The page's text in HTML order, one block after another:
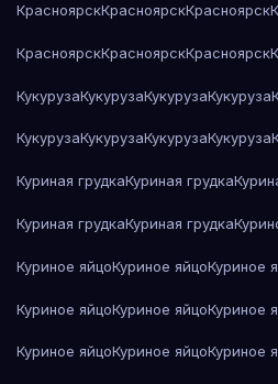
КрасноярскКрасноярскКрасноярск
КрасноярскКрасноярскКрасноярск
КукурузаКукурузаКукурузаКукуруза
КукурузаКукурузаКукурузаКукуруза
Куриная грудкаКуриная грудка
Куриная грудкаКуриная грудка
Куриное яйцоКуриное яйцоКуриное
Куриное яйцоКуриное яйцоКуриное
Куриное яйцоКуриное яйцоКуриное